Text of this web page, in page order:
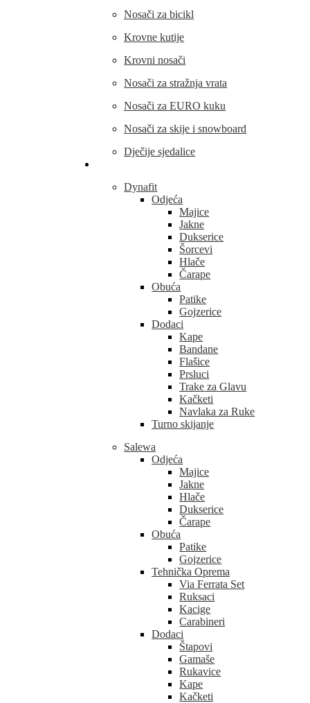
Nosači za bicikl
Krovne kutije
Krovni nosači
Nosači za stražnja vrata
Nosači za EURO kuku
Nosači za skije i snowboard
Dječije sjedalice
Dynafit
Odjeća
Majice
Jakne
Dukserice
Šorcevi
Hlače
Čarape
Obuća
Patike
Gojzerice
Dodaci
Kape
Bandane
Flašice
Prsluci
Trake za Glavu
Kačketi
Navlaka za Ruke
Turno skijanje
Salewa
Odjeća
Majice
Jakne
Hlače
Dukserice
Čarape
Obuća
Patike
Gojzerice
Tehnička Oprema
Via Ferrata Set
Ruksaci
Kacige
Carabineri
Dodaci
Štapovi
Gamaše
Rukavice
Kape
Kačketi